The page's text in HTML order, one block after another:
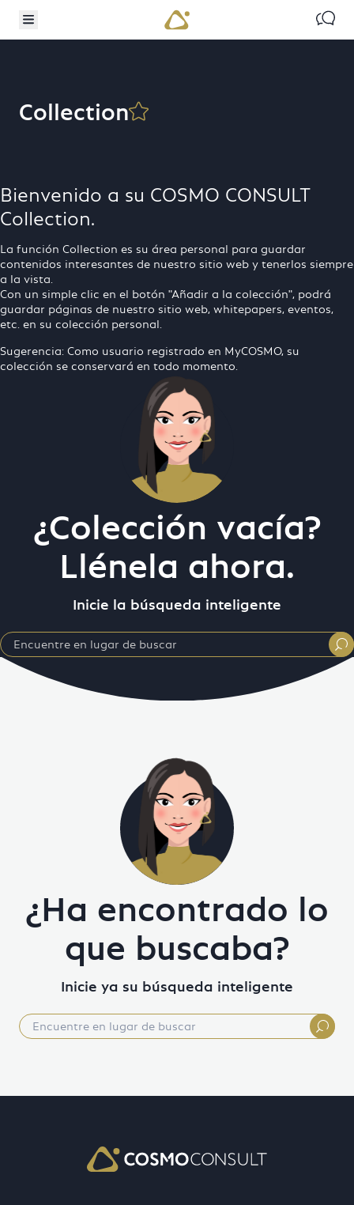
Menú alternativo
Collection
Bienvenido a su COSMO CONSULT
Collection.
La función Collection es su área personal para guardar
contenidos interesantes de nuestro sitio web y tenerlos siempre
a la vista.
Con un simple clic en el botón "Añadir a la colección", podrá
guardar páginas de nuestro sitio web, whitepapers, eventos,
etc. en su colección personal.
Sugerencia: Como usuario registrado en MyCOSMO, su
colección se conservará en todo momento.
¿Colección vacía?
Llénela ahora.
Inicie la búsqueda inteligente
¿Ha encontrado lo
que buscaba?
Inicie ya su búsqueda inteligente